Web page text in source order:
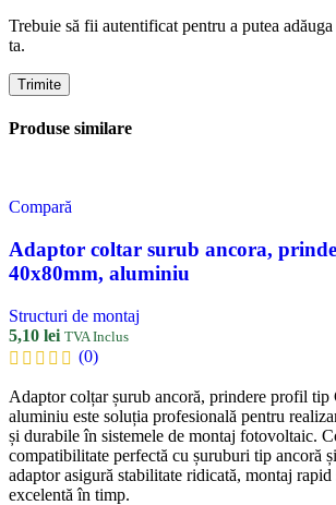
Trebuie să fii autentificat pentru a putea
ta.
Produse similare
Compară
Adaptor coltar surub ancora,
40x80mm, aluminiu
Structuri de montaj
5,10 lei TVA Inclus
(0)
Adaptor colțar șurub ancoră, prindere profil tip
aluminiu este soluția profesională pentru
și durabile în sistemele de montaj fotovoltaic.
compatibilitate perfectă cu șuruburi tip ancoră
adaptor asigură stabilitate ridicată, montaj rapid
excelentă în timp.